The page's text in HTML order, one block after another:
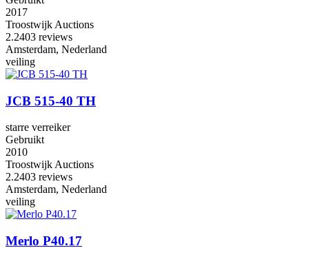
2017
Troostwijk Auctions
2.2403 reviews
Amsterdam, Nederland
veiling
JCB 515-40 TH
starre verreiker
Gebruikt
2010
Troostwijk Auctions
2.2403 reviews
Amsterdam, Nederland
veiling
Merlo P40.17